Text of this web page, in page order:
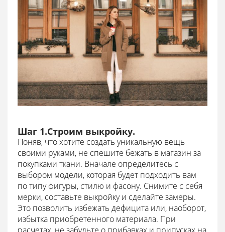
Шаг 1.Строим выкройку.
Поняв, что хотите создать уникальную вещь
своими руками, не спешите бежать в магазин за
покупками ткани. Вначале определитесь с
выбором модели, которая будет подходить вам
по типу фигуры, стилю и фасону. Снимите с себя
мерки, составьте выкройку и сделайте замеры.
Это позволить избежать дефицита или, наоборот,
избытка приобретенного материала. При
расчетах, не забудьте о прибавках и припусках на